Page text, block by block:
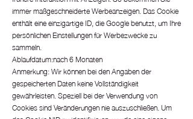
immer maßgeschneiderte Werbeanzeigen. Das Cookie
enthält eine einzigartige ID, die Google benutzt, um Ihre
persönlichen Einstellungen für Werbezwecke zu
sammeln.
Ablaufdatum:nach 6 Monaten
Anmerkung: Wir können bei den Angaben der
gespeicherten Daten keine Vollständigkeit
gewährleisten. Speziell bei der Verwendung von
Cookies sind Veränderungen nie auszuschließen. Um